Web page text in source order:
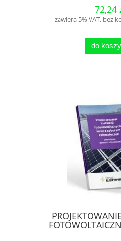
72,24
zawiera 5% VAT, bez
do